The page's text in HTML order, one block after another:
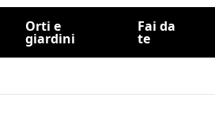
Orti e
giardini
Fai da
te